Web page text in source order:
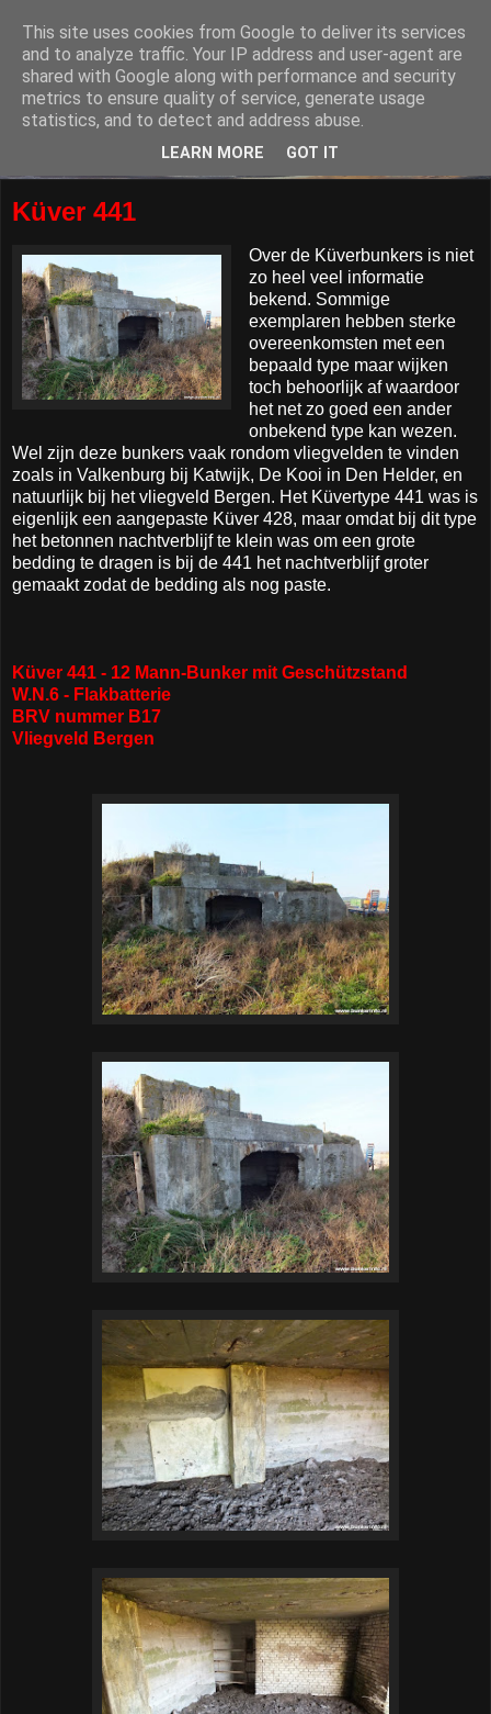
Küver 441
Over de Küverbunkers is niet
zo heel veel informatie
bekend. Sommige
exemplaren hebben sterke
overeenkomsten met een
bepaald type maar wijken
toch behoorlijk af waardoor
het net zo goed een ander
onbekend type kan wezen.
Wel zijn deze bunkers vaak rondom vliegvelden te vinden
zoals in Valkenburg bij Katwijk, De Kooi in Den Helder, en
natuurlijk bij het vliegveld Bergen. Het Küvertype 441 was is
eigenlijk een aangepaste Küver 428, maar omdat bij dit type
het betonnen nachtverblijf te klein was om een grote
bedding te dragen is bij de 441 het nachtverblijf groter
gemaakt zodat de bedding als nog paste.
Küver 441 - 12 Mann-Bunker mit Geschützstand
W.N.6 - Flakbatterie
BRV nummer B17
Vliegveld Bergen
This site uses cookies from Google to deliver its services
and to analyze traffic. Your IP address and user-agent are
shared with Google along with performance and security
metrics to ensure quality of service, generate usage
statistics, and to detect and address abuse.
LEARN MORE GOT IT